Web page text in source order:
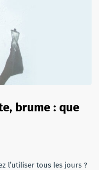
brume : que
l’utiliser tous les jours ?